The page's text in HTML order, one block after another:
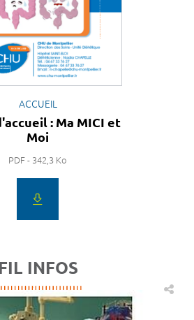
ACCUEIL
: Ma MICI et
Moi
PDF - 342,3 Ko
FIL INFOS